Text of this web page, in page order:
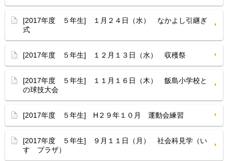
[2017年度 ５年生] １月２４日（水） なかよし引継ぎ
式
[2017年度 ５年生] １２月１３日（水） 収穫祭
[2017年度 ５年生] １１月１６日（木） 飯島小学校と
の球技大会
[2017年度 ５年生] H２９年１０月 運動会練習
[2017年度 ５年生] ９月１１日（月） 社会科見学（い
すゞプラザ）